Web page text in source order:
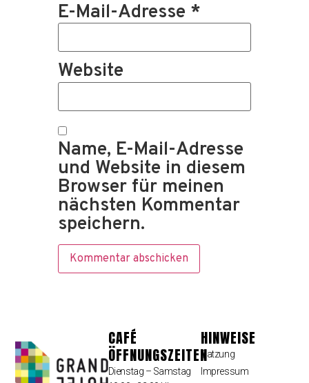
E-Mail-Adresse *
Website
Name, E-Mail-Adresse
und Website in diesem
Browser für meinen
nächsten Kommentar
speichern.
CAFÉ
ÖFFNUNGSZEITEN
Dienstag – Samstag
HINWEISE
Satzung
Impressum